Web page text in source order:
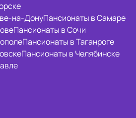
на-ДонуПансионаты в Самаре
Пансионаты в Сочи
Пансионаты в Таганроге
Пансионаты в Челябинске